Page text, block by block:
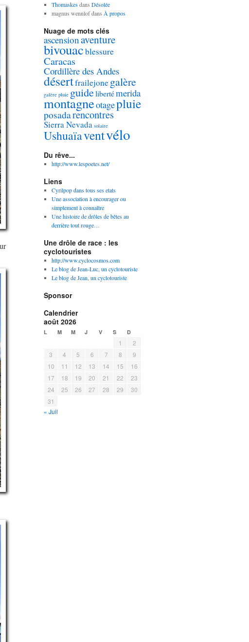
Thomaskesdans Désolée
magnus wennlofdans À propos
Nuage de mots clés
ascensionaventure
bivouacblessure
Caracas
Cordillère des Andes
désertfrailejonegalère
galère pluie guidelibertémerida
montagneotagepluie
posadarencontres
Sierra Nevada solaire
Ushuaïaventvélo
Du rêve...
http://www.lespoetes.net/
Liens
Cyrilpop dans tous ses etats
Une association à encourager ou
simplement à connaître
Une histoire de drôles de bêtes au
derrière tout rouge…
Une drôle de race : les
cyclotouristes
http://www.cyclocosmos.com
Le blog de Jean-Luc, un cyclotouriste
Le blog de Jean, un cyclotouriste
Sponsor
Calendrier
août 2026
L M M J V S D
1
2
3
4 5 6 7 8
9
10
11 12 13 14 15
16
17
18 19 20 21 22
23
24
25 26 27 28 29
30
31
« Juil